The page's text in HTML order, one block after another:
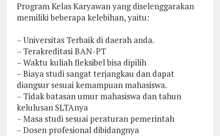
Program Kelas Karyawan yang diselenggarakan
memiliki beberapa kelebihan, yaitu:
– Universitas Terbaik di daerah anda.
– Terakreditasi BAN-PT
– Waktu kuliah fleksibel bisa dipilih
– Biaya studi sangat terjangkau dan dapat
diangsur sesuai kemampuan mahasiswa.
– Tidak batasan umur mahasiswa dan tahun
kelulusan SLTAnya
– Masa studi sesuai peraturan pemerintah
– Dosen profesional dibidangnya